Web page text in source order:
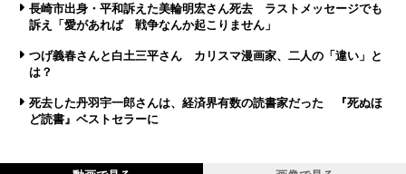
長崎市出身・平和訴えた美輪明宏さん死去 ラストメッセージでも
訴え「愛があれば 戦争なんか起こりません」
つげ義春さんと白土三平さん カリスマ漫画家、二人の「違い」と
は？
死去した丹羽宇一郎さんは、経済界有数の読書家だった 『死ぬほ
ど読書』ベストセラーに